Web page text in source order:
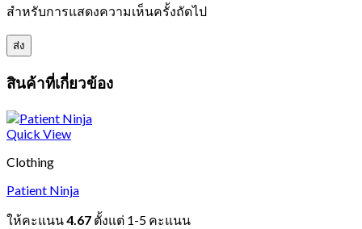
สำหรับการแสดงความเห็นครั้งถัดไป
สินค้าที่เกี่ยวข้อง
Quick View
Clothing
Patient Ninja
ให้คะแนน4.67 ตั้งแต่ 1-5 คะแนน